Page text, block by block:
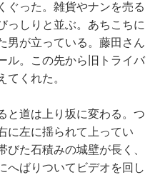
ぐった。雑貨やナンを売る
っしりと並ぶ。あちこちに
男が立っている。藤田さん
ル。この先から旧トライバ
てくれた。
道は上り坂に変わる。つ
に左に揺られて上ってい
びた石積みの城壁が長く、
へばりついてビデオを回し